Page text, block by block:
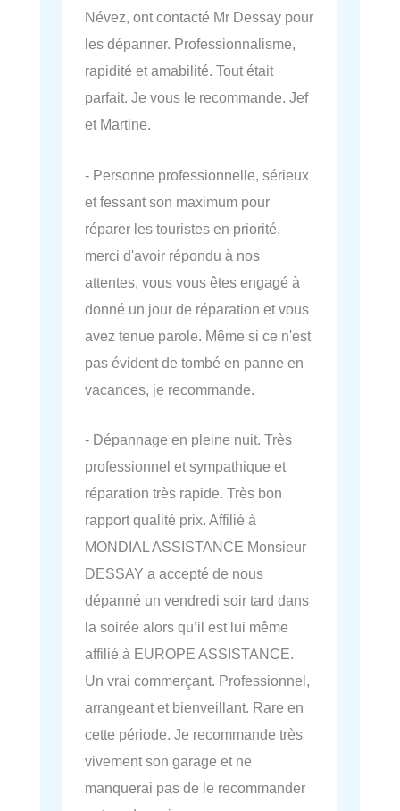
Névez, ont contacté Mr Dessay pour
les dépanner. Professionnalisme,
rapidité et amabilité. Tout était
parfait. Je vous le recommande. Jef
et Martine.
- Personne professionnelle, sérieux
et fessant son maximum pour
réparer les touristes en priorité,
merci d'avoir répondu à nos
attentes, vous vous êtes engagé à
donné un jour de réparation et vous
avez tenue parole. Même si ce n'est
pas évident de tombé en panne en
vacances, je recommande.
- Dépannage en pleine nuit. Très
professionnel et sympathique et
réparation très rapide. Très bon
rapport qualité prix. Affilié à
MONDIAL ASSISTANCE Monsieur
DESSAY a accepté de nous
dépanné un vendredi soir tard dans
la soirée alors qu’il est lui même
affilié à EUROPE ASSISTANCE.
Un vrai commerçant. Professionnel,
arrangeant et bienveillant. Rare en
cette période. Je recommande très
vivement son garage et ne
manquerai pas de le recommander